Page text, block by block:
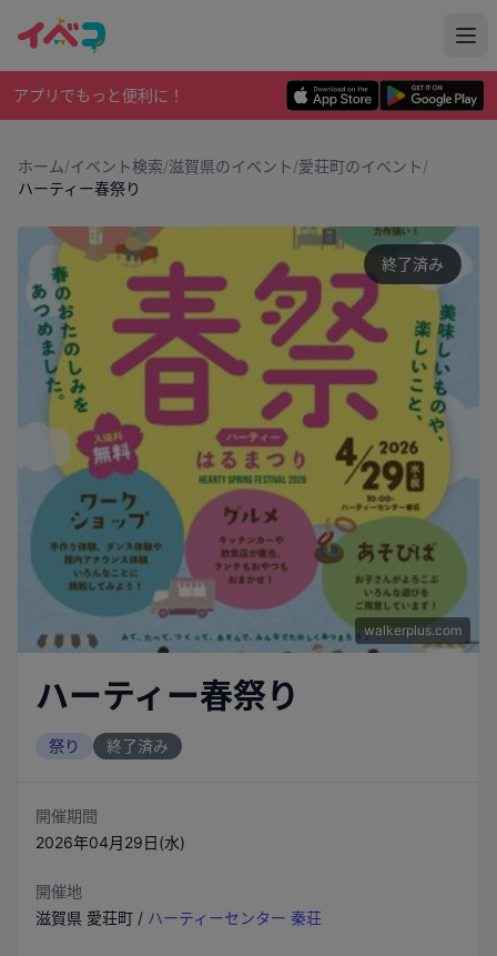
アプリでもっと便利に！
ホーム/イベント検索/滋賀県のイベント/愛荘町のイベント/
ハーティー春祭り
walkerplus.com
終了済み
ハーティー春祭り
祭り 終了済み
開催期間
2026年04月29日(水)
開催地
滋賀県 愛荘町 / ハーティーセンター 秦荘